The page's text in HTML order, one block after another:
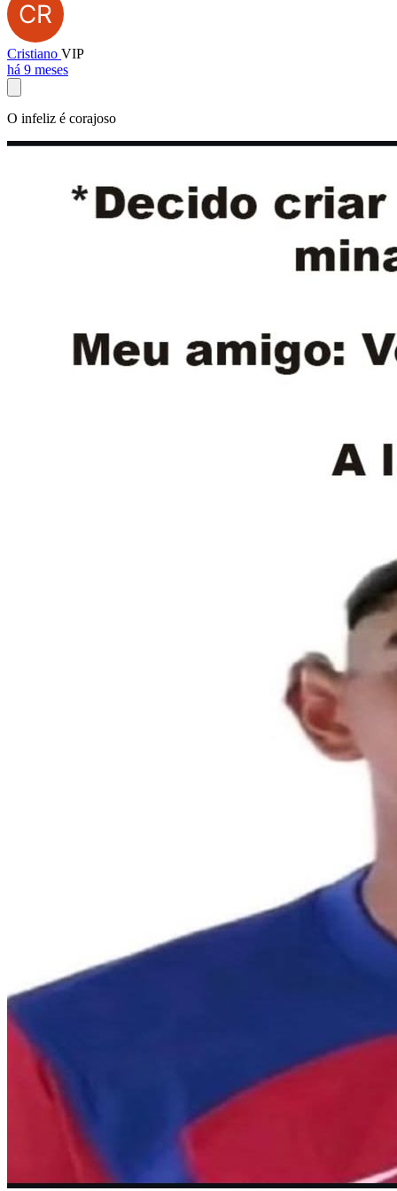
Cristiano VIP
há 9 meses
O infeliz é corajoso